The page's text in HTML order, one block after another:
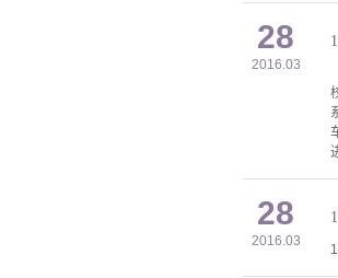
28
2016.03
28
2016.03